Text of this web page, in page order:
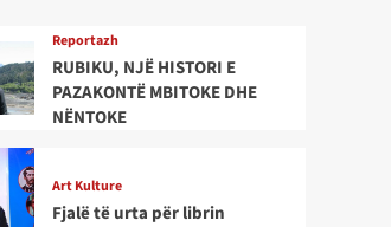
Reportazh
RUBIKU, NJË HISTORI E
PAZAKONTË MBITOKE DHE
NËNTOKE
Art Kulture
Fjalë të urta për librin